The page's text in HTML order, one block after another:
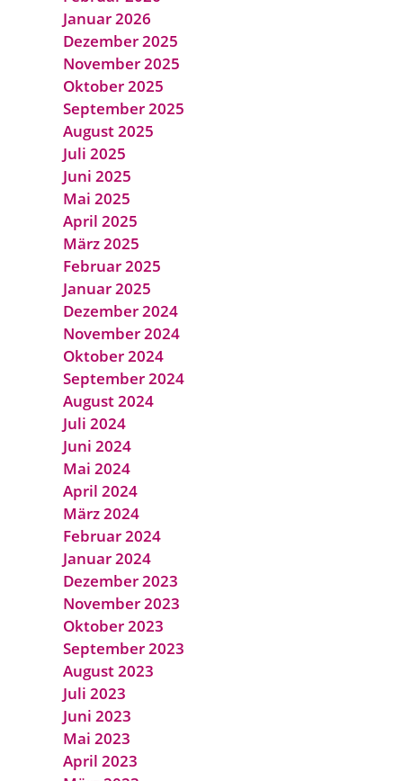
Januar 2026
Dezember 2025
November 2025
Oktober 2025
September 2025
August 2025
Juli 2025
Juni 2025
Mai 2025
April 2025
März 2025
Februar 2025
Januar 2025
Dezember 2024
November 2024
Oktober 2024
September 2024
August 2024
Juli 2024
Juni 2024
Mai 2024
April 2024
März 2024
Februar 2024
Januar 2024
Dezember 2023
November 2023
Oktober 2023
September 2023
August 2023
Juli 2023
Juni 2023
Mai 2023
April 2023